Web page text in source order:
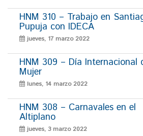
HNM 310 – Trabajo en
Pupuja con IDECA
jueves, 17 marzo 2022
HNM 309 – Día Internacional
Mujer
lunes, 14 marzo 2022
HNM 308 – Carnavales en el
Altiplano
jueves, 3 marzo 2022